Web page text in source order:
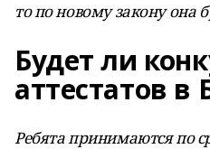
то по новому закону она
Будет ли
аттестатов в
Ребята принимаются по